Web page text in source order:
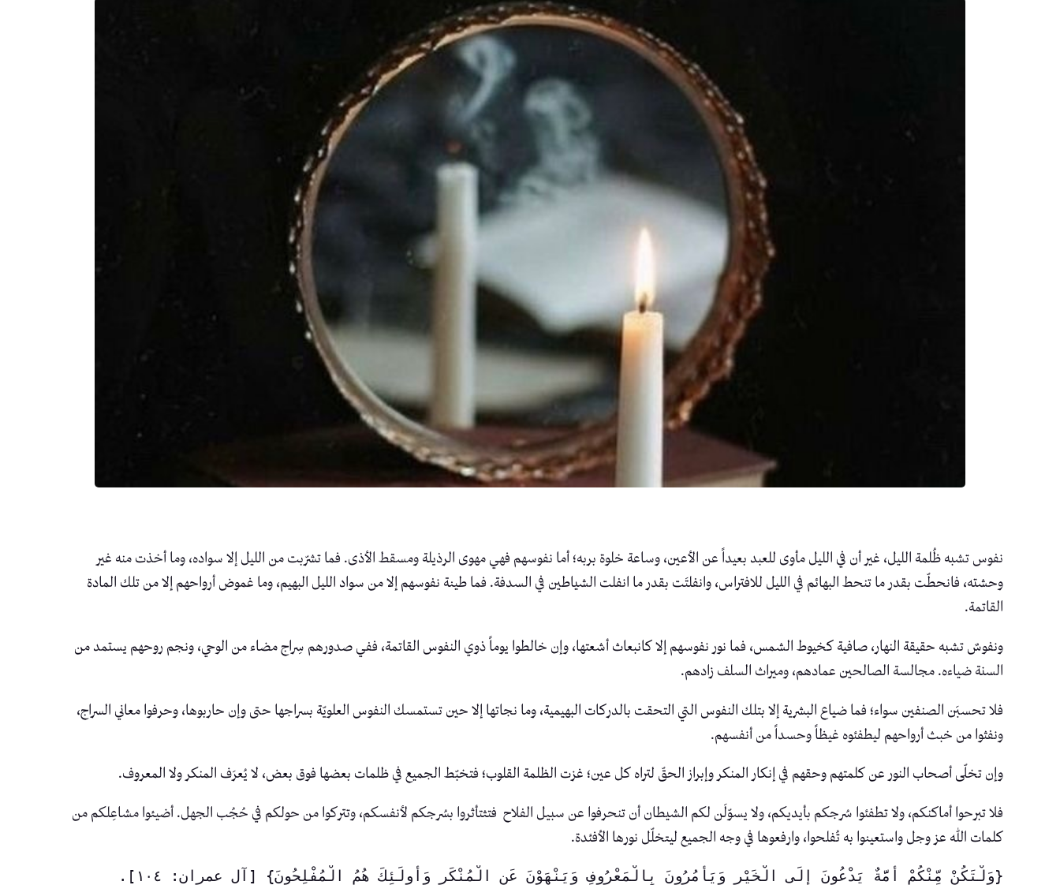
نفوس تشبه ظُلمة الليل، غير أن في الليل مأوى للعبد بعيداً عن الأعين، وساعة خلوة بربه؛ أما نفوسهم فهي مهوى الرذيلة ومسقط الأذى. فما تشرّبت من الليل إلا سواده، وما أخذت منه غير
وحشته، فانحطّت بقدر ما تنحط البهائم في الليل للافتراس، وانفلتَت بقدر ما انفلت الشياطين في السدفة. فما طينة نفوسهم إلا من سواد الليل البهيم، وما غموض أرواحهم إلا من تلك المادة
القاتمة.
ونفوسٌ تشبه حقيقة النهار، صافية كخيوط الشمس، فما نور نفوسهم إلا كانبعاث أشعتها، وإن خالطوا يوماً ذوي النفوس القاتمة، ففي صدورهم سِراج مضاء من الوحي، ونجم روحهم يستمد من
السنة ضياءه. مجالسة الصالحين عمادهم، وميراث السلف زادهم.
فلا تحسبَن الصنفين سواء؛ فما ضياع البشرية إلا بتلك النفوس التي التحقت بالدركات البهيمية، وما نجاتها إلا حين تستمسك النفوس العلويّة بسراجها حتى وإن حاربوها، وحرفوا معاني السراج،
ونفثوا من خبث أرواحهم ليطفئوه غيظاً وحسداً من أنفسهم.
وإن تخلّى أصحاب النور عن كلمتهم وحقهم في إنكار المنكر وإبراز الحقّ لتراه كل عين؛ غزت الظلمة القلوب؛ فتخبّط الجميع في ظلمات بعضها فوق بعض، لا يُعرَف المنكر ولا المعروف.
فلا تبرحوا أماكنكم، ولا تطفئوا سُرجكم بأيديكم، ولا يسوّلَن لكم الشيطان أن تنحرفوا عن سبيل الفلاح فتثتأثروا بسُرجكم لأنفسكم، وتتركوا من حولكم في حُجُب الجهل. أضيئوا مشاعِلكم من
كلمات الله عز وجل واستعينوا به تُفلحوا، وارفعوها في وجه الجميع ليتخلّل نورها الأفئدة.
{وَلْتَكُنْ مِّنْكُمْ أُمَّةٌ يَدْعُونَ إِلَى الْخَيْرِ وَيَأْمُرُونَ بِالْمَعْرُوفِ وَيَنْهَوْنَ عَنِ الْمُنْكَرِ وَأُولَئِكَ هُمُ الْمُفْلِحُونَ} [آل عمران: ١٠٤].